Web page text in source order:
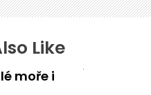
Like
moře i